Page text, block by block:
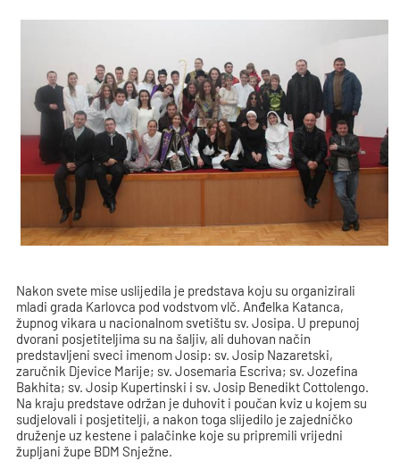
Nakon svete mise uslijedila je predstava koju su organizirali
mladi grada Karlovca pod vodstvom vlč. Anđelka Katanca,
župnog vikara u nacionalnom svetištu sv. Josipa. U prepunoj
dvorani posjetiteljima su na šaljiv, ali duhovan način
predstavljeni sveci imenom Josip: sv. Josip Nazaretski,
zaručnik Djevice Marije; sv. Josemaria Escriva; sv. Jozefina
Bakhita; sv. Josip Kupertinski i sv. Josip Benedikt Cottolengo.
Na kraju predstave održan je duhovit i poučan kviz u kojem su
sudjelovali i posjetitelji, a nakon toga slijedilo je zajedničko
druženje uz kestene i palačinke koje su pripremili vrijedni
župljani župe BDM Snježne.